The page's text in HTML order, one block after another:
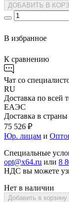
ДОБАВИТЬ В
В избранное
К сравнению
Чат со
RU
Доставка по всей
ЕАЭС
Доставка в
75 526 ₽
Юр. лицам и
Специальные
opt@x64.ru или 8
НДС вы можете
Нет в наличии
Добавить в корзину